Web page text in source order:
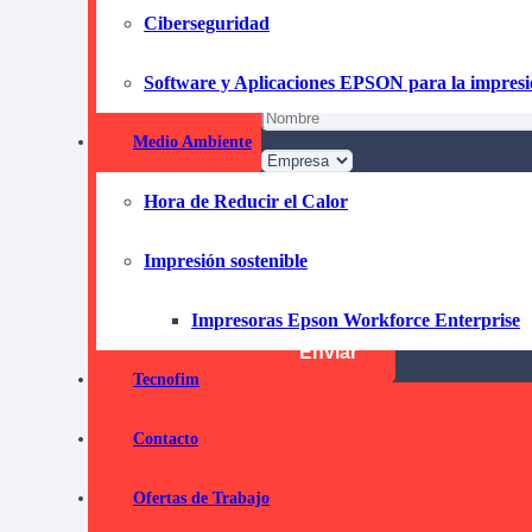
Ciberseguridad
Software y Aplicaciones EPSON para la
Medio Ambiente
Hora de Reducir el Calor
Impresión sostenible
Impresoras Epson Workforce Enterprise
Tecnofim
Contacto
Ofertas de Trabajo